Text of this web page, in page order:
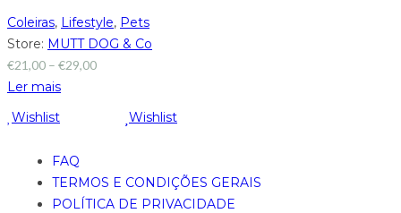
Coleiras, Lifestyle, Pets
Store: MUTT DOG & Co
€21,00 – €29,00
Ler mais
Wishlist
Wishlist
FAQ
TERMOS E CONDIÇÕES GERAIS
POLÍTICA DE PRIVACIDADE